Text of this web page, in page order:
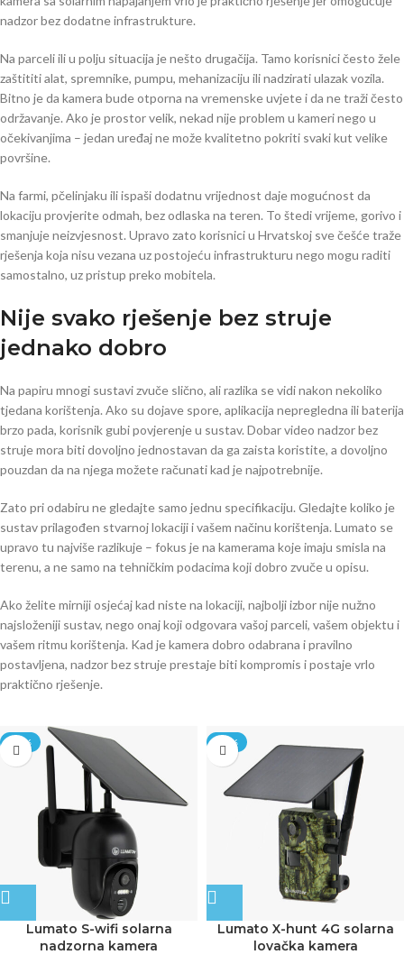
nadzor bez dodatne infrastrukture.
Na parceli ili u polju situacija je nešto drugačija. Tamo korisnici često žele
zaštititi alat, spremnike, pumpu, mehanizaciju ili nadzirati ulazak vozila.
Bitno je da kamera bude otporna na vremenske uvjete i da ne traži često
održavanje. Ako je prostor velik, nekad nije problem u kameri nego u
očekivanjima – jedan uređaj ne može kvalitetno pokriti svaki kut velike
površine.
Na farmi, pčelinjaku ili ispaši dodatnu vrijednost daje mogućnost da
lokaciju provjerite odmah, bez odlaska na teren. To štedi vrijeme, gorivo i
smanjuje neizvjesnost. Upravo zato korisnici u Hrvatskoj sve češće traže
rješenja koja nisu vezana uz postojeću infrastrukturu nego mogu raditi
samostalno, uz pristup preko mobitela.
Nije svako rješenje bez struje
jednako dobro
Na papiru mnogi sustavi zvuče slično, ali razlika se vidi nakon nekoliko
tjedana korištenja. Ako su dojave spore, aplikacija nepregledna ili baterija
brzo pada, korisnik gubi povjerenje u sustav. Dobar video nadzor bez
struje mora biti dovoljno jednostavan da ga zaista koristite, a dovoljno
pouzdan da na njega možete računati kad je najpotrebnije.
Zato pri odabiru ne gledajte samo jednu specifikaciju. Gledajte koliko je
sustav prilagođen stvarnoj lokaciji i vašem načinu korištenja. Lumato se
upravo tu najviše razlikuje – fokus je na kamerama koje imaju smisla na
terenu, a ne samo na tehničkim podacima koji dobro zvuče u opisu.
Ako želite mirniji osjećaj kad niste na lokaciji, najbolji izbor nije nužno
najsloženiji sustav, nego onaj koji odgovara vašoj parceli, vašem objektu i
vašem ritmu korištenja. Kad je kamera dobro odabrana i pravilno
postavljena, nadzor bez struje prestaje biti kompromis i postaje vrlo
praktično rješenje.
-20%
Lumato S-wifi solarna
nadzorna kamera
-20%
Lumato X-hunt 4G solarna
lovačka kamera